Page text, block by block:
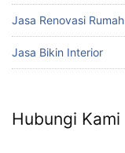
Jasa Renovasi Rumah
Jasa Bikin Interior
Hubungi Kami